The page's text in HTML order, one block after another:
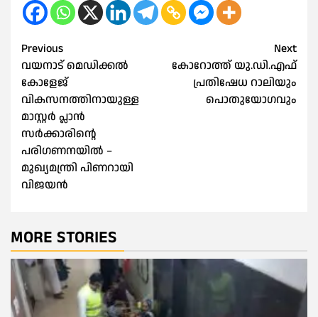
Post
navigation
Previous
വയനാട് മെഡിക്കല്‍
കോളേജ്
വികസനത്തിനായുള്ള
മാസ്റ്റര്‍ പ്ലാന്‍
സര്‍ക്കാരിന്റെ
പരിഗണനയിൽ –
മുഖ്യമന്ത്രി പിണറായി
വിജയന്‍
Next
കോറോത്ത് യു.ഡി.എഫ്
പ്രതിഷേധ റാലിയും
പൊതുയോഗവും
MORE STORIES